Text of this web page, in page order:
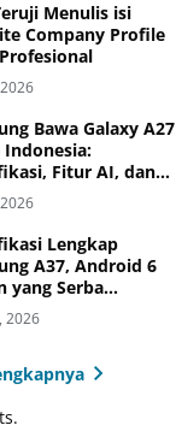
Menulis isi
Company Profile
Bawa Galaxy A27
Indonesia:
Fitur AI, dan
Lengkap
A37, Android 6
yang Serba
2026